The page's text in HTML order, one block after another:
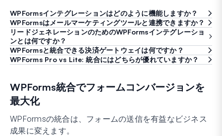
WPFormsインテグレーションはどのように機能しますか？
WPFormsはメールマーケティングツールと連携できますか？
リードジェネレーションのためのWPFormsインテグレーショ
ンとは何ですか？
WPFormsと統合できる決済ゲートウェイは何ですか？
WPForms Pro vs Lite: 統合にはどちらが優れていますか？
WPForms統合でフォームコンバージョンを
最大化
WPFormsの統合は、フォームの送信を有益なビジネス
成果に変えます。